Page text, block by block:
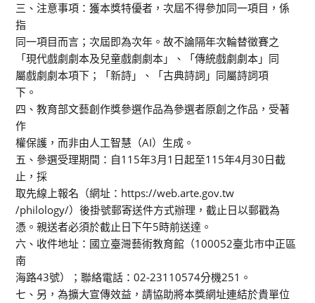
三、注意事項：獲本獎特優者，次屆不得參加同一項目，係
指
同一項目而言；次屆即為次年。故不論隔年次輪替徵賽之
「現代戲劇劇本及兒童戲劇劇本」、「傳統戲劇劇本」同
屬戲劇劇本項下；「新詩」、「古典詩詞」同屬詩詞項
下。
四、教育部文藝創作獎參選作品為參選者原創之作品，受著
作
權保護，而非由人工智慧（AI）生成。
五、參選受理期間：自115年3月1日起至115年4月30日截
止，採
取先線上報名（網址：https://web.arte.gov.tw
/philology/）後掛號郵寄送件方式辦理，截止日以郵戳為
憑。親送者必須於截止日下午5時前送達。
六、收件地址：國立臺灣藝術教育館（100052臺北市中正區
南
海路43號）；聯絡電話：02-23110574分機251。
七、另，為擴大宣傳效益，請協助將本獎網址連結於貴單位